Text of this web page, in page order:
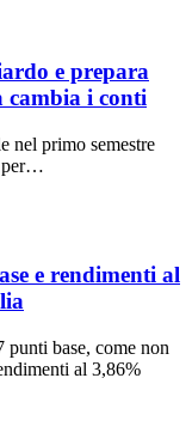
e prepara
cambia i conti
nel primo semestre
per…
e rendimenti al
punti base, come non
al 3,86%